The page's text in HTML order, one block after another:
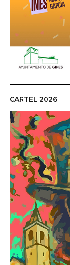
CARTEL 2026